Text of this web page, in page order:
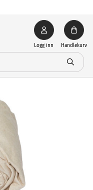
Logg inn Handlekurv